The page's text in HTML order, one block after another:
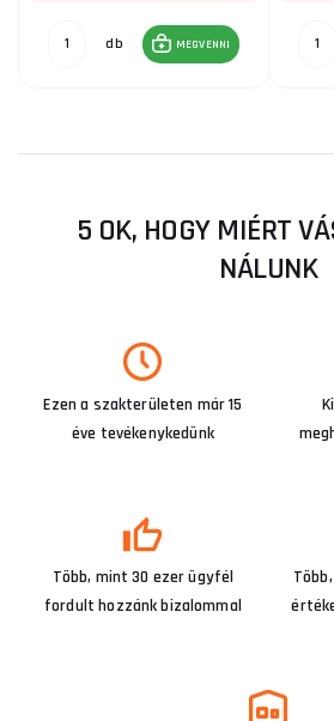
db MEGVENNI
5 OK, HOGY MIÉRT
NÁLUNK
Ezen a szakterületen már 15
éve tevékenykedünk
Több, mint 30 ezer ügyfél
fordult hozzánk bizalommal